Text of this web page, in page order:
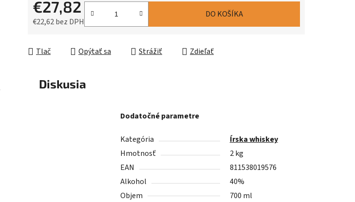
€27,82
€22,62 bez DPH
DO KOŠÍKA
Tlač Opýtať sa Strážiť Zdieľať
Diskusia
Dodatočné parametre
Kategória
Írska whiskey
Hmotnosť
2 kg
EAN
811538019576
Alkohol
40%
Objem
700 ml